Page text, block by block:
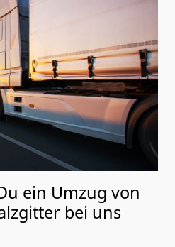
ein Umzug von
bei uns